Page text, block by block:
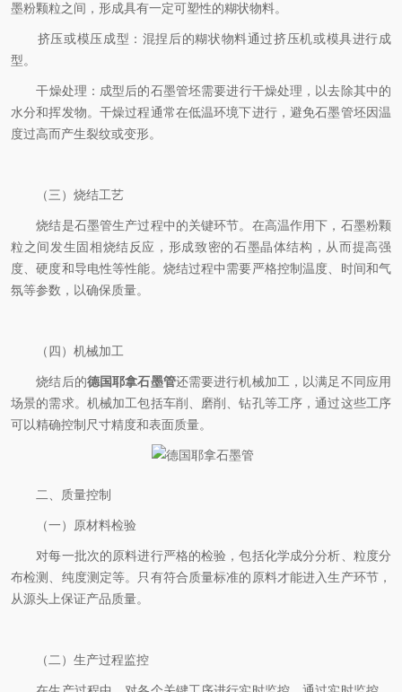
墨粉颗粒之间，形成具有一定可塑性的糊状物料。
​挤压或模压成型：混捏后的糊状物料通过挤压机或模具进行成
型。
​干燥处理：成型后的石墨管坯需要进行干燥处理，以去除其中的
水分和挥发物。干燥过程通常在低温环境下进行，避免石墨管坯因温
度过高而产生裂纹或变形。
（三）烧结工艺
烧结是石墨管生产过程中的关键环节。在高温作用下，石墨粉颗
粒之间发生固相烧结反应，形成致密的石墨晶体结构，从而提高强
度、硬度和导电性等性能。烧结过程中需要严格控制温度、时间和气
氛等参数，以确保质量。
（四）机械加工
烧结后的德国耶拿石墨管还需要进行机械加工，以满足不同应用
场景的需求。机械加工包括车削、磨削、钻孔等工序，通过这些工序
可以精确控制尺寸精度和表面质量。
二、质量控制
（一）原材料检验
对每一批次的原料进行严格的检验，包括化学成分分析、粒度分
布检测、纯度测定等。只有符合质量标准的原料才能进入生产环节，
从源头上保证产品质量。
（二）生产过程监控